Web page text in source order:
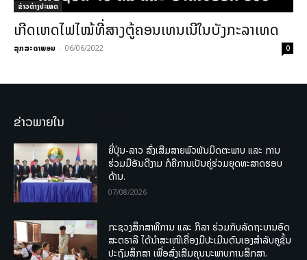
ຂ່າວຕ່າງປະເທດ
ເກີດເຫດໄຟໄໝ້ທີ່ສາງຕູ້ຄອນເທນເນີໃນບັງກະລາເທດ
ສຸກສະດາພອນ - 06/06/2022 0
ຂ່າວພາຍໃນ
ຍີ່ປຸ່ນ-ລາວ ສົ່ງເສີມສາຍພົວພັນມິດຕະພາບ ແລະ ການ
ຮ່ວມມືອັນດີງາມ ກໍຄືການເປັນຄູ່ຮ່ວມຍຸດທະສາດຮອບ
ດ້ານ.
07/08/2026
ກະຊວງສຶກສາທິການ ແລະ ກິລາ ຮ່ວມກັບລັດຖະບານອົດ
ສະຕຣາລີ ໄດ້ນຳສະເໜີເຄື່ອງມືປະເມີນຕົນເອງສຳລັບຄູຊັ້ນ
ປະຖົມສຶກສາ ເພື່ອສົ່ງເສີມຄຸນນະພາບການສຶກສາ.